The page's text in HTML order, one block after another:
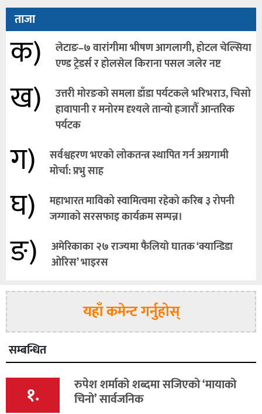
ताजा
क)
लेटाङ–७ वारांगीमा भीषण आगलागी, होटल चेल्सिया
एण्ड ट्रेडर्स र होलसेल किराना पसल जलेर नष्ट
ख)
उत्तरी मोरङको समला डाँडा पर्यटकले भरिभराउ, चिसो
हावापानी र मनोरम दृश्यले तान्यो हजारौँ आन्तरिक
पर्यटक
ग)
सर्वश्वहरण भएको लोकतन्त्र स्थापित गर्न अग्रगामी
मोर्चा: प्रभु साह
घ)
महाभारत माविको स्वामित्वमा रहेको करिब ३ रोपनी
जग्गाको सरसफाइ कार्यक्रम सम्पन्न।
ङ)
अमेरिकाका २७ राज्यमा फैलियाे घातक ‘क्यान्डिडा
ओरिस’ भाइरस
यहाँ कमेन्ट गर्नुहोस्
सम्बन्धित
१. रुपेश शर्माको शब्दमा सजिएको ‘मायाको
चिनो’ सार्वजनिक